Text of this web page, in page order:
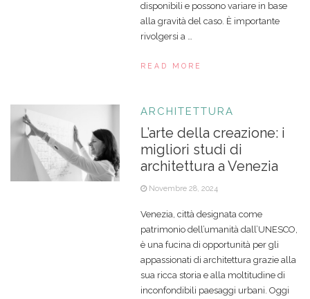
disponibili e possono variare in base
alla gravità del caso. È importante
rivolgersi a …
READ MORE
ARCHITETTURA
L’arte della creazione: i
migliori studi di
architettura a Venezia
Novembre 28, 2024
Venezia, città designata come
patrimonio dell’umanità dall’UNESCO,
è una fucina di opportunità per gli
appassionati di architettura grazie alla
sua ricca storia e alla moltitudine di
inconfondibili paesaggi urbani. Oggi